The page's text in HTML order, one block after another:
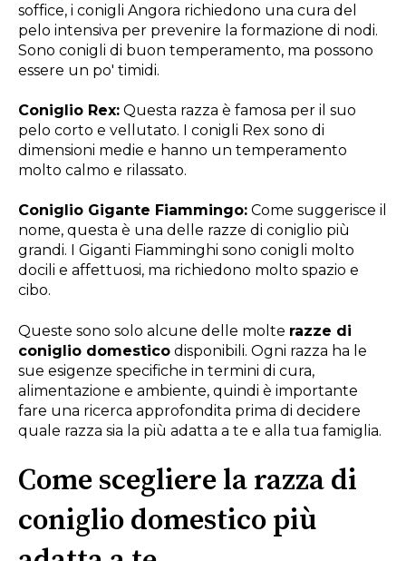
soffice, i conigli Angora richiedono una cura del
pelo intensiva per prevenire la formazione di nodi.
Sono conigli di buon temperamento, ma possono
essere un po' timidi.
Coniglio Rex: Questa razza è famosa per il suo
pelo corto e vellutato. I conigli Rex sono di
dimensioni medie e hanno un temperamento
molto calmo e rilassato.
Coniglio Gigante Fiammingo: Come suggerisce il
nome, questa è una delle razze di coniglio più
grandi. I Giganti Fiamminghi sono conigli molto
docili e affettuosi, ma richiedono molto spazio e
cibo.
Queste sono solo alcune delle molte razze di
coniglio domestico disponibili. Ogni razza ha le
sue esigenze specifiche in termini di cura,
alimentazione e ambiente, quindi è importante
fare una ricerca approfondita prima di decidere
quale razza sia la più adatta a te e alla tua famiglia.
Come scegliere la razza di
coniglio domestico più